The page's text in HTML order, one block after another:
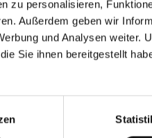
zu personalisieren,
Außerdem geben wir
und Analysen weiter.
Sie ihnen bereitgestellt